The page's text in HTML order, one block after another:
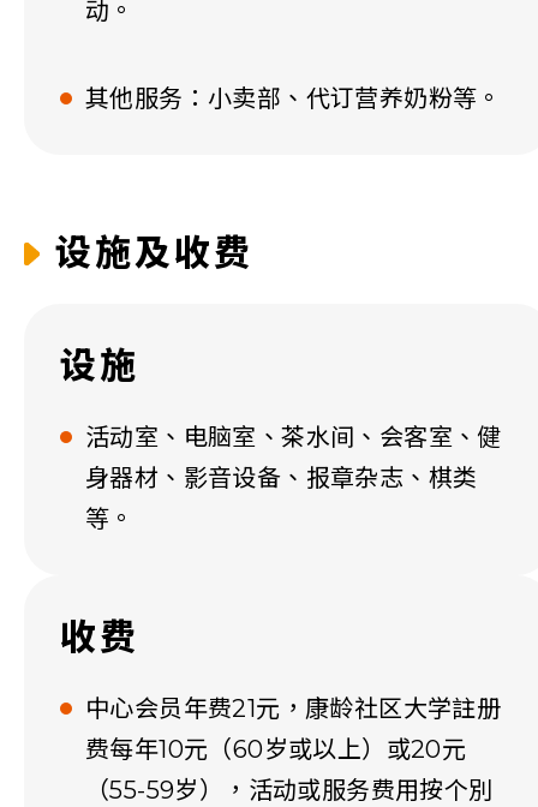
动。
其他服务：小卖部、代订营养奶粉等。
设施及收费
设施
活动室、电脑室、茶水间、会客室、健
身器材、影音设备、报章杂志、棋类
等。
收费
中心会员年费21元，康龄社区大学註册
费每年10元（60岁或以上）或20元
（55-59岁），活动或服务费用按个別